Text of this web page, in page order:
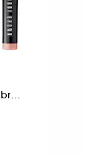
Mascara Volume & Ombre à paupières